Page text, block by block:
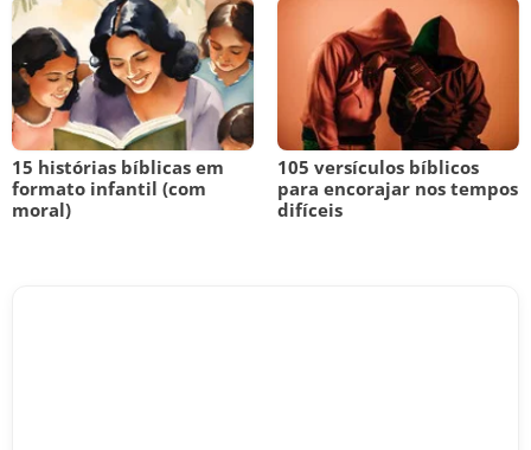
15 histórias bíblicas em
formato infantil (com
moral)
105 versículos bíblicos
para encorajar nos tempos
difíceis